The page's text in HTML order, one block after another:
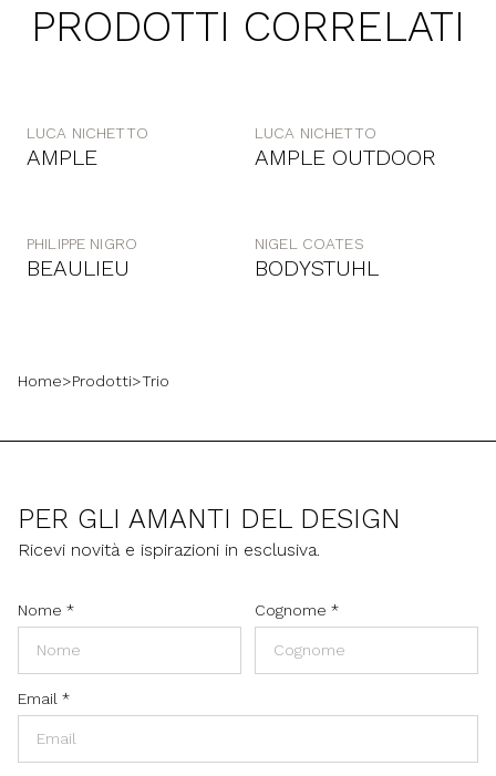
PRODOTTI CORRELATI
LUCA NICHETTO
AMPLE
LUCA NICHETTO
AMPLE OUTDOOR
PHILIPPE NIGRO
BEAULIEU
NIGEL COATES
BODYSTUHL
Home>Prodotti>Trio
PER GLI AMANTI DEL DESIGN
Ricevi novità e ispirazioni in esclusiva.
Nome * Cognome *
Email *